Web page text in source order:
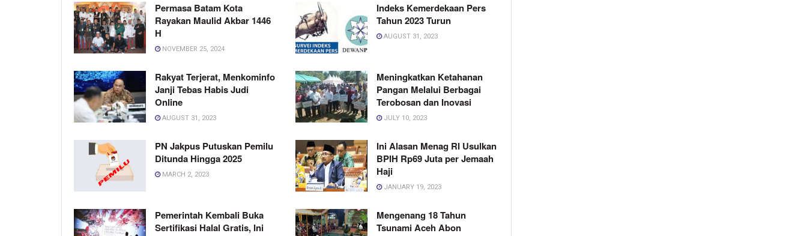
Permasa Batam Kota
Rayakan Maulid Akbar 1446
H
NOVEMBER 25, 2024
Indeks Kemerdekaan Pers
Tahun 2023 Turun
AUGUST 31, 2023
Rakyat Terjerat, Menkominfo
Janji Tebas Habis Judi
Online
AUGUST 31, 2023
Meningkatkan Ketahanan
Pangan Melalui Berbagai
Terobosan dan Inovasi
JULY 10, 2023
PN Jakpus Putuskan Pemilu
Ditunda Hingga 2025
MARCH 2, 2023
Ini Alasan Menag RI Usulkan
BPIH Rp69 Juta per Jemaah
Haji
JANUARY 19, 2023
Pemerintah Kembali Buka
Sertifikasi Halal Gratis, Ini
Mengenang 18 Tahun
Tsunami Aceh Abon